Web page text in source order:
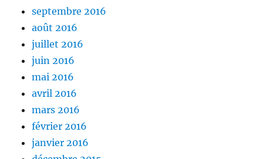
septembre 2016
août 2016
juillet 2016
juin 2016
mai 2016
avril 2016
mars 2016
février 2016
janvier 2016